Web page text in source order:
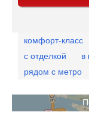
комфорт-класс
с отделкой
в
рядом с метро